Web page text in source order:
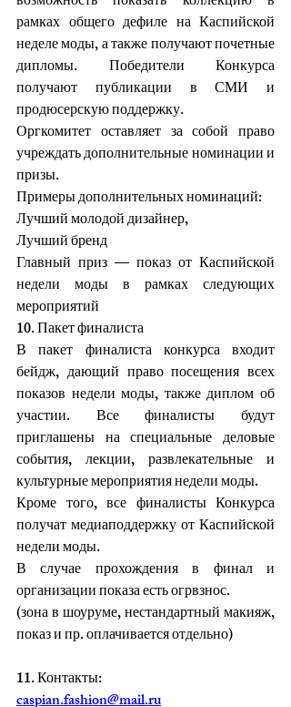
рамках общего дефиле на Каспийской
неделе моды, а также получают почетные
дипломы. Победители Конкурса
получают публикации в СМИ и
продюсерскую поддержку.
Оргкомитет оставляет за собой право
учреждать дополнительные номинации и
призы.
Примеры дополнительных номинаций:
Лучший молодой дизайнер,
Лучший бренд
Главный приз — показ от Каспийской
недели моды в рамках следующих
мероприятий
10. Пакет финалиста
В пакет финалиста конкурса входит
бейдж, дающий право посещения всех
показов недели моды, также диплом об
участии. Все финалисты будут
приглашены на специальные деловые
события, лекции, развлекательные и
культурные мероприятия недели моды.
Кроме того, все финалисты Конкурса
получат медиаподдержку от Каспийской
недели моды.
В случае прохождения в финал и
организации показа есть огрвзнос.
(зона в шоуруме, нестандартный макияж,
показ и пр. оплачивается отдельно)
11. Контакты: